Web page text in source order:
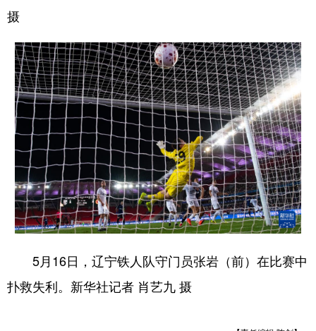
摄
5月16日，辽宁铁人队守门员张岩（前）在比赛中
扑救失利。新华社记者 肖艺九 摄